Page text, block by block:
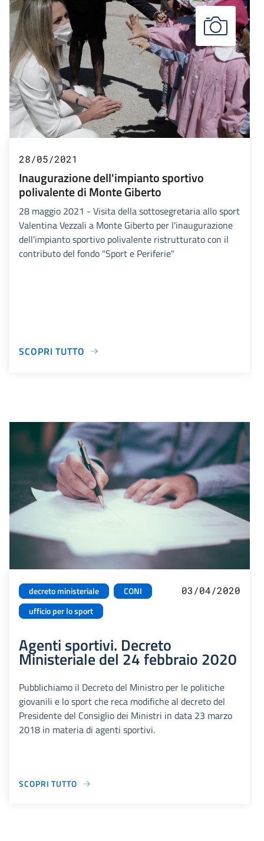
28/05/2021
Inaugurazione dell'impianto sportivo
polivalente di Monte Giberto
28 maggio 2021 - Visita della sottosegretaria allo sport
Valentina Vezzali a Monte Giberto per l'inaugurazione
dell'impianto sportivo polivalente ristrutturato con il
contributo del fondo "Sport e Periferie"
SCOPRI TUTTO
decreto ministeriale
CONI
ufficio per lo sport
03/04/2020
Agenti sportivi. Decreto
Ministeriale del 24 febbraio 2020
Pubblichiamo il Decreto del Ministro per le politiche
giovanili e lo sport che reca modifiche al decreto del
Presidente del Consiglio dei Ministri in data 23 marzo
2018 in materia di agenti sportivi.
SCOPRI TUTTO